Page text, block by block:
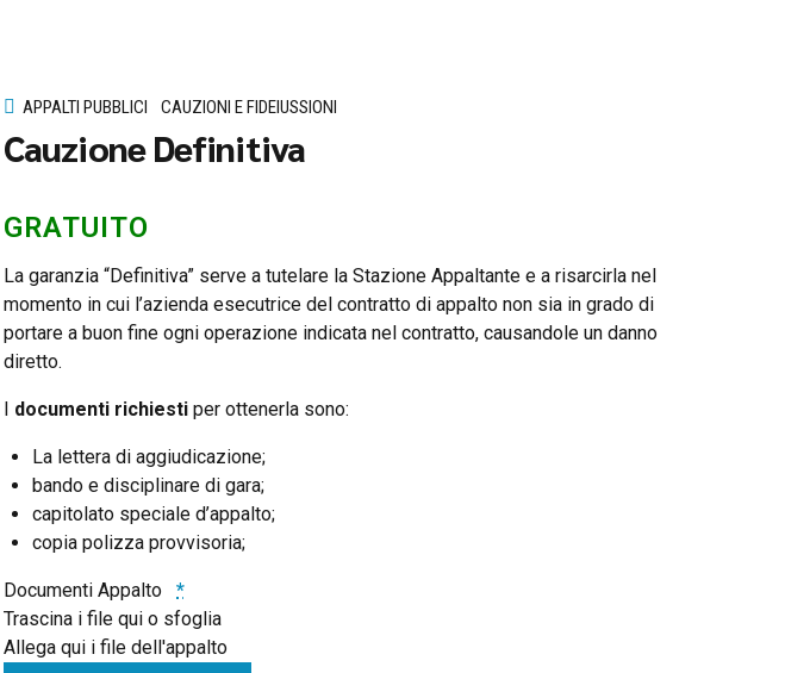
APPALTI PUBBLICI CAUZIONI E FIDEIUSSIONI
Cauzione Definitiva
GRATUITO
La garanzia “Definitiva” serve a tutelare la Stazione Appaltante e a risarcirla nel
momento in cui l’azienda esecutrice del contratto di appalto non sia in grado di
portare a buon fine ogni operazione indicata nel contratto, causandole un danno
diretto.
I documenti richiesti per ottenerla sono:
La lettera di aggiudicazione;
bando e disciplinare di gara;
capitolato speciale d’appalto;
copia polizza provvisoria;
Documenti Appalto
*
Trascina i file qui o sfoglia
Allega qui i file dell'appalto